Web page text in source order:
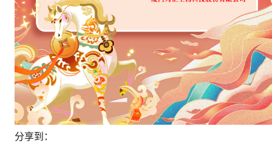
分享到：